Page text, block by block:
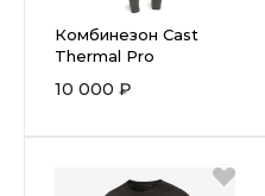
Комбинезон Cast
Thermal Pro
10 000 ₽